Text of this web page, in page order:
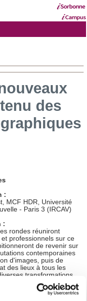
des
:
MCF HDR, Université
- Paris 3 (IRCAV)
:
rondes réuniront
professionnels sur ce
de revenir sur
contemporaines
d'images, puis de
des lieux à tous les
transformations
de la numérisation
de captation et de